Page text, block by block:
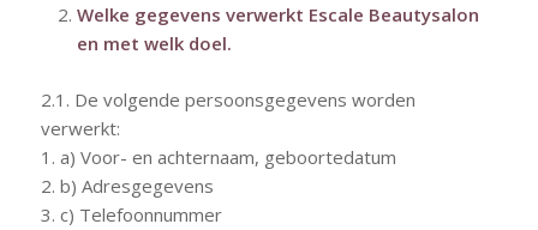
Welke gegevens verwerkt Escale Beautysalon
en met welk doel.
2.1. De volgende persoonsgegevens worden
verwerkt:
1. a) Voor- en achternaam, geboortedatum
2. b) Adresgegevens
3. c) Telefoonnummer